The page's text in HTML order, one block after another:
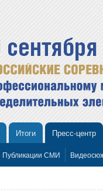
Итоги Пресс-центр
Публикации СМИ